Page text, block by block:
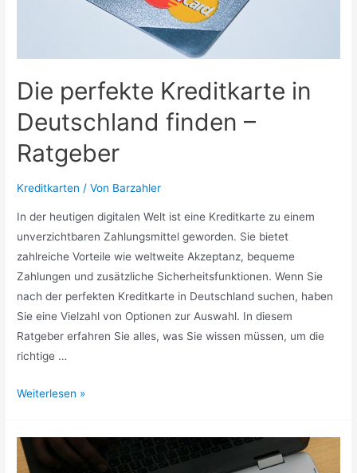
Die perfekte Kreditkarte in
Deutschland finden –
Ratgeber
Kreditkarten / Von Barzahler
In der heutigen digitalen Welt ist eine Kreditkarte zu einem
unverzichtbaren Zahlungsmittel geworden. Sie bietet
zahlreiche Vorteile wie weltweite Akzeptanz, bequeme
Zahlungen und zusätzliche Sicherheitsfunktionen. Wenn Sie
nach der perfekten Kreditkarte in Deutschland suchen, haben
Sie eine Vielzahl von Optionen zur Auswahl. In diesem
Ratgeber erfahren Sie alles, was Sie wissen müssen, um die
richtige …
Die
in
Weiterlesen »